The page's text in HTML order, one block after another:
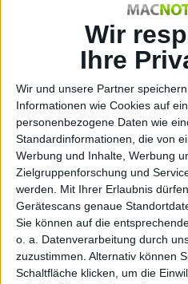
Wir
Ihre
Wir und unsere Partner
Informationen wie Cookies auf
personenbezogene Daten wie
Standardinformationen, die von
Werbung und Inhalte, Werbung
Zielgruppenforschung und
werden. Mit Ihrer Erlaubnis
Gerätescans genaue
Sie können auf die
o. a. Datenverarbeitung durch
zuzustimmen. Alternativ können
Schaltfläche klicken, um die